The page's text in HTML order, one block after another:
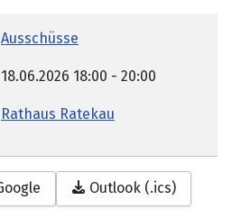
Ausschüsse
18.06.2026 18:00 - 20:00
Rathaus Ratekau
Outlook (.ics)